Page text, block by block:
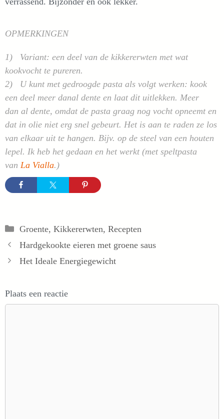
OPMERKINGEN
1) Variant: een deel van de kikkererwten met wat
kookvocht te pureren.
2) U kunt met gedroogde pasta als volgt werken: kook
een deel meer danal dente en laat dit uitlekken. Meer
dan al dente, omdat de pasta graag nog vocht opneemt en
dat in olie niet erg snel gebeurt. Het is aan te raden ze los
van elkaar uit te hangen. Bijv. op de steel van een houten
lepel. Ik heb het gedaan en het werkt (met speltpasta
van La Vialla.)
Categorieën
Groente, Kikkererwten, Recepten
Hardgekookte eieren met groene saus
Het Ideale Energiegewicht
Plaats een reactie